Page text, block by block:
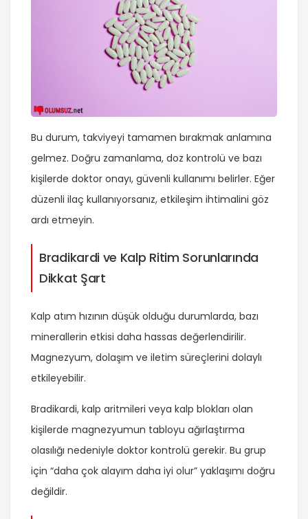
Bu durum, takviyeyi tamamen bırakmak anlamına
gelmez. Doğru zamanlama, doz kontrolü ve bazı
kişilerde doktor onayı, güvenli kullanımı belirler. Eğer
düzenli ilaç kullanıyorsanız, etkileşim ihtimalini göz
ardı etmeyin.
Bradikardi ve Kalp Ritim Sorunlarında
Dikkat Şart
Kalp atım hızının düşük olduğu durumlarda, bazı
minerallerin etkisi daha hassas değerlendirilir.
Magnezyum, dolaşım ve iletim süreçlerini dolaylı
etkileyebilir.
Bradikardi, kalp aritmileri veya kalp blokları olan
kişilerde magnezyumun tabloyu ağırlaştırma
olasılığı nedeniyle doktor kontrolü gerekir. Bu grup
için “daha çok alayım daha iyi olur” yaklaşımı doğru
değildir.